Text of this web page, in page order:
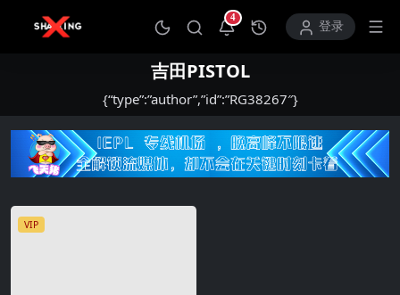
4
打开通知中心登录
吉田PISTOL
{“type”:”author”,”id”:”RG38267″}
VIP